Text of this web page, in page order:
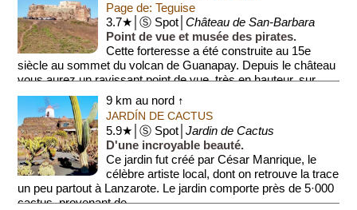
Page de: Teguise
3.7★│Ⓢ Spot│Château de San-Barbara
Point de vue et musée des pirates.
Cette forteresse a été construite au 15e
siècle au sommet du volcan de Guanapay. Depuis le château
vous aurez un ravissant point de vue, très en hauteur, sur
Tegu...
9 km au nord ↑
JARDÍN DE CACTUS
5.9★│Ⓢ Spot│Jardin de Cactus
D'une incroyable beauté.
Ce jardin fut créé par César Manrique, le
célèbre artiste local, dont on retrouve la trace
un peu partout à Lanzarote. Le jardin comporte près de 5·000
cactus, provenant de...